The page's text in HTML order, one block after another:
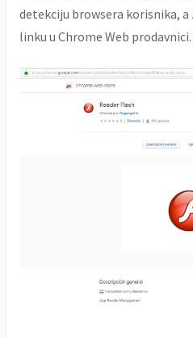
detekciju browsera korisnika,
linku u Chrome Web prodavnici.